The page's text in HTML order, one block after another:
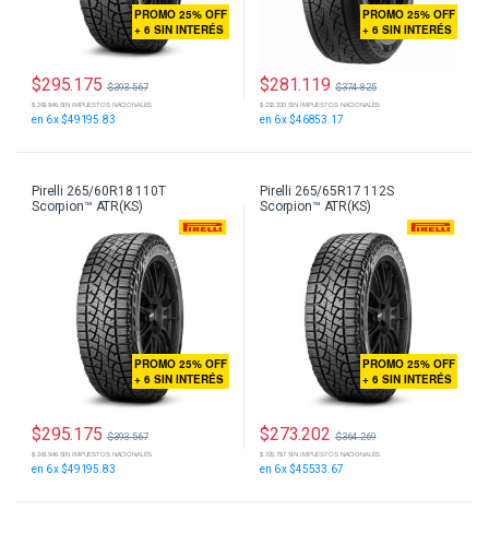
PROMO 25% OFF
+ 6 SIN INTERÉS
$295.175 $393.567
$ 243.946 SIN IMPUESTOS NACIONALES
en 6 x $49195.83
PROMO 25% OFF
+ 6 SIN INTERÉS
$281.119 $374.825
$ 232.330 SIN IMPUESTOS NACIONALES
en 6 x $46853.17
Pirelli 265/60R18 110T
Scorpion™ ATR(KS)
PROMO 25% OFF
+ 6 SIN INTERÉS
$295.175 $393.567
$ 243.946 SIN IMPUESTOS NACIONALES
en 6 x $49195.83
Pirelli 265/65R17 112S
Scorpion™ ATR(KS)
PROMO 25% OFF
+ 6 SIN INTERÉS
$273.202 $364.269
$ 225.787 SIN IMPUESTOS NACIONALES
en 6 x $45533.67